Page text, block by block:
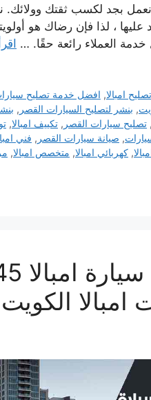
نعمل بجد لكسب ثقتك
عليها ، لذا فإن رضاك ​​هو
خدمة العملاء رائعة حقًا. …
امبالا, افضل خدمة تصليح
, بنشر لتصليح السيارات القصر ,
, تصليح سيارات القصر , تكييف امبالا,
, صيانة سيارات القصر , فني
, كهربائي امبالا, متخصص امبالا,
امبالا الكويت